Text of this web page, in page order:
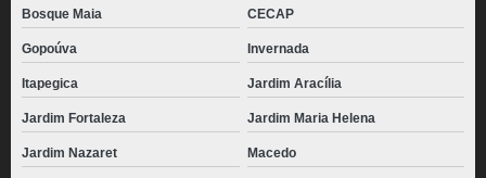
Bosque Maia CECAP
Gopoúva Invernada
Itapegica Jardim Aracília
Jardim Fortaleza Jardim Maria Helena
Jardim Nazaret Macedo